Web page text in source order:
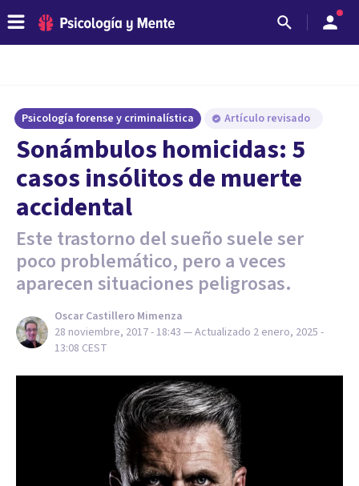
Psicología forense y criminalística Artículo revisado
Sonámbulos homicidas: 5
casos insólitos de muerte
accidental
Este trastorno del sueño suele ser
poco problemático, pero a veces
aparecen situaciones peligrosas.
Oscar Castillero Mimenza
28 noviembre, 2017 - 18:43 — Actualizado 2 enero, 2025 -
13:08 CEST